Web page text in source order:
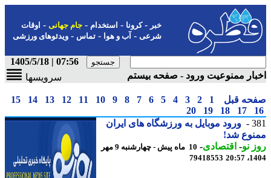
-کرونا-استخدام- جام جهانی-اوقات
شرعی-آب و هوا-تماس-ویدئوهای ورزشی
07:56 | 1405/5/18
ممنوعیت ورود - صفحه بیستم
سرویسها
قبل 1
2
3
4
5
6
7
8
9
10
11
12
13
14
15
17
18
19
20
ورود موبایل به ورزشگاه های ایران
شد!
نو- اقتصادی-
10 ماه پیش - چهارشنبه 9 مهر
79418553